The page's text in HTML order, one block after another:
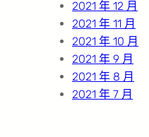
2021 年 12 月
2021 年 11 月
2021 年 10 月
2021 年 9 月
2021 年 8 月
2021 年 7 月